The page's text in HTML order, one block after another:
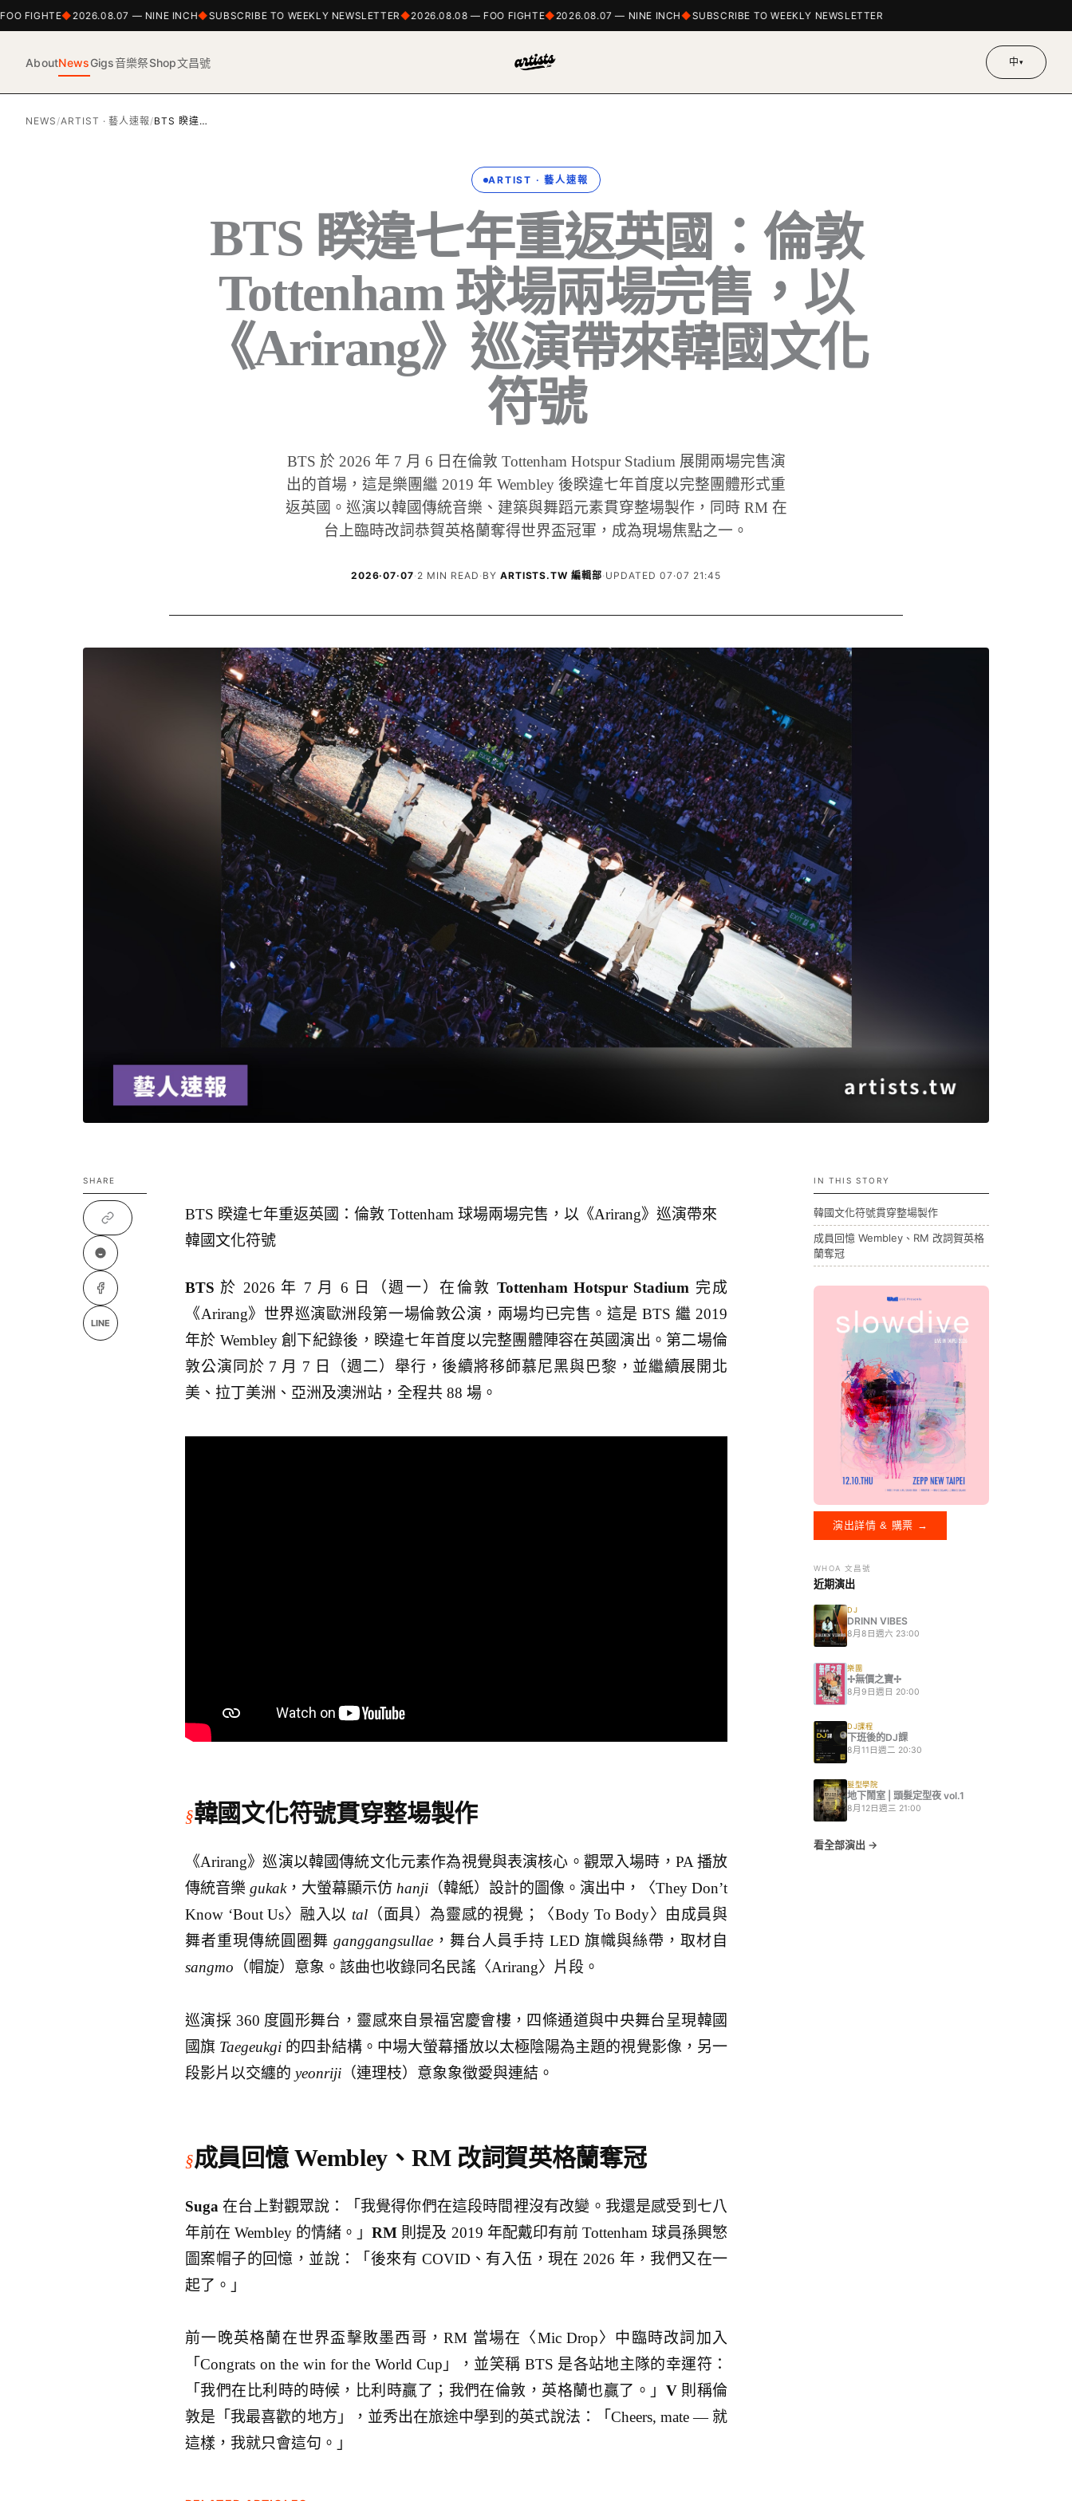
FIGHTE 2026.08.07 — NINE INCH SUBSCRIBE TO WEEKLY NEWSLETTER 2026.08.08 — FOO FIGHTE 2026.08.07 — NINE INCH SUBSCRIBE TO WEEKLY NEWSLETTER
AboutNewsGigs音樂祭Shop文昌號 中▾
NEWS /ARTIST · 藝人速報 /BTS 睽違…
ARTIST · 藝人速報
BTS 睽違七年重返英國：倫敦
Tottenham 球場兩場完售，以
《Arirang》巡演帶來韓國文化
符號
BTS 於 2026 年 7 月 6 日在倫敦 Tottenham Hotspur Stadium 展開兩場完售演
出的首場，這是樂團繼 2019 年 Wembley 後睽違七年首度以完整團體形式重
返英國。巡演以韓國傳統音樂、建築與舞蹈元素貫穿整場製作，同時 RM 在
台上臨時改詞恭賀英格蘭奪得世界盃冠軍，成為現場焦點之一。
2026·07·07· 2 MIN READ · BY ARTISTS.TW 編輯部· UPDATED 07·07 21:45
SHARE
LINE
BTS 睽違七年重返英國：倫敦 Tottenham 球場兩場完售，以《Arirang》巡演帶來
韓國文化符號
BTS 於 2026 年 7 月 6 日（週一）在倫敦 Tottenham Hotspur Stadium 完成
《Arirang》世界巡演歐洲段第一場倫敦公演，兩場均已完售。這是 BTS 繼 2019
年於 Wembley 創下紀錄後，睽違七年首度以完整團體陣容在英國演出。第二場倫
敦公演同於 7 月 7 日（週二）舉行，後續將移師慕尼黑與巴黎，並繼續展開北
美、拉丁美洲、亞洲及澳洲站，全程共 88 場。
韓國文化符號貫穿整場製作
《Arirang》巡演以韓國傳統文化元素作為視覺與表演核心。觀眾入場時，PA 播放
傳統音樂 gukak，大螢幕顯示仿 hanji （韓紙）設計的圖像。演出中，〈They Don’t
Know ‘Bout Us〉融入以 tal（面具）為靈感的視覺；〈Body To Body〉由成員與
舞者重現傳統圓圈舞 ganggangsullae，舞台人員手持 LED 旗幟與絲帶，取材自
sangmo （帽旋）意象。該曲也收錄同名民謠〈Arirang〉片段。
巡演採 360 度圓形舞台，靈感來自景福宮慶會樓，四條通道與中央舞台呈現韓國
國旗 Taegeukgi 的四卦結構。中場大螢幕播放以太極陰陽為主題的視覺影像，另一
段影片以交纏的 yeonriji （連理枝）意象象徵愛與連結。
成員回憶 Wembley、RM 改詞賀英格蘭奪冠
Suga 在台上對觀眾說：「我覺得你們在這段時間裡沒有改變。我還是感受到七八
年前在 Wembley 的情緒。」RM 則提及 2019 年配戴印有前 Tottenham 球員孫興慜
圖案帽子的回憶，並說：「後來有 COVID、有入伍，現在 2026 年，我們又在一
起了。」
前一晚英格蘭在世界盃擊敗墨西哥，RM 當場在〈Mic Drop〉中臨時改詞加入
「Congrats on the win for the World Cup」，並笑稱 BTS 是各站地主隊的幸運符：
「我們在比利時的時候，比利時贏了；我們在倫敦，英格蘭也贏了。」 V則稱倫
敦是「我最喜歡的地方」，並秀出在旅途中學到的英式說法：「Cheers, mate — 就
這樣，我就只會這句。」
IN THIS STORY
韓國文化符號貫穿整場製作
成員回憶 Wembley、RM 改詞賀英格
蘭奪冠
演出詳情 & 購票 →
WHOA 文昌號
近期演出
DJ
DRINN VIBES
8月8日週六 23:00
樂團
✢無價之寶✢
8月9日週日 20:00
DJ課程
下班後的DJ課
8月11日週二 20:30
髮型學院
地下鬧室 | 頭髮定型夜 vol.1
8月12日週三 21:00
看全部演出 →